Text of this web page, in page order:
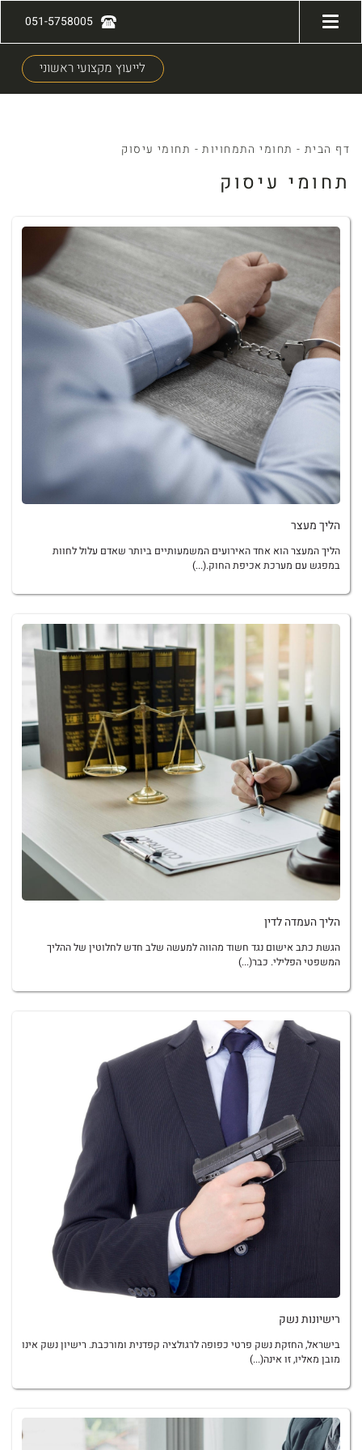
051-5758005
לייעוץ מקצועי ראשוני
דף הבית - תחומי התמחויות- תחומי עיסוק
תחומי עיסוק
הליך מעצר
הליך המעצר הוא אחד האירועים המשמעותיים ביותר שאדם עלול לחוות
במפגש עם מערכת אכיפת החוק.(...)
הליך העמדה לדין
הגשת כתב אישום נגד חשוד מהווה למעשה שלב חדש לחלוטין של ההליך
המשפטי הפלילי. כבר(...)
רישיונות נשק
בישראל, החזקת נשק פרטי כפופה לרגולציה קפדנית ומורכבת. רישיון נשק אינו
מובן מאליו, זו אינה(...)